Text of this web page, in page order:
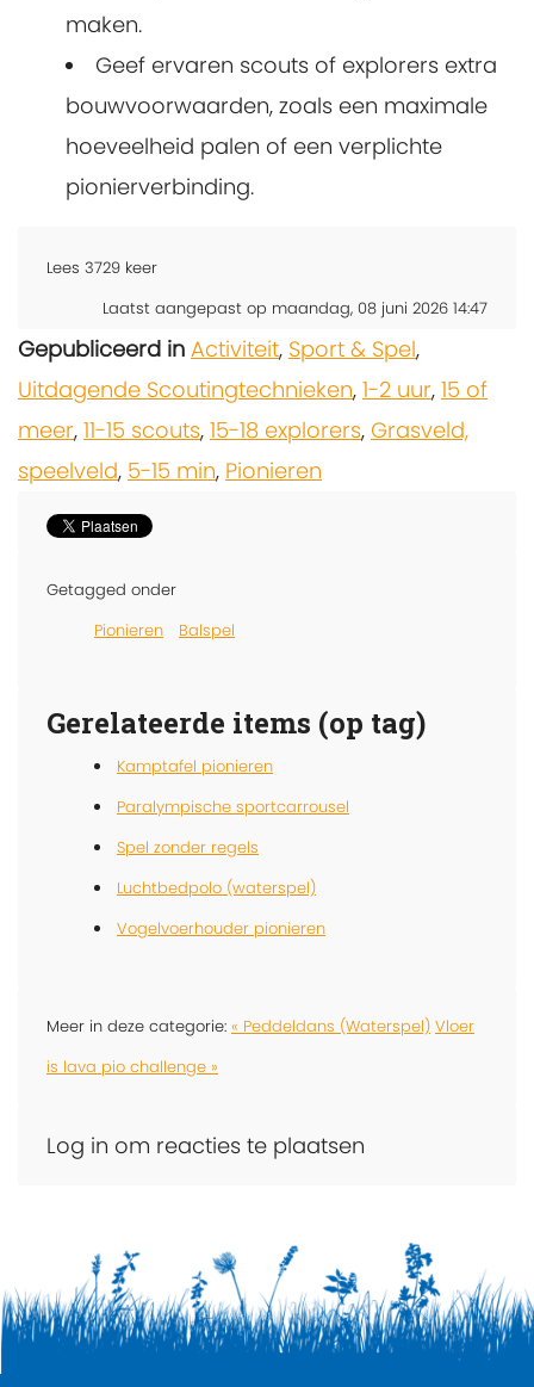
maken.
Geef ervaren scouts of explorers extra
bouwvoorwaarden, zoals een maximale
hoeveelheid palen of een verplichte
pionierverbinding.
Lees 3729 keer
Laatst aangepast op maandag, 08 juni 2026 14:47
Gepubliceerd in Activiteit, Sport & Spel,
Uitdagende Scoutingtechnieken, 1-2 uur, 15 of
meer, 11-15 scouts, 15-18 explorers, Grasveld,
speelveld, 5-15 min, Pionieren
Getagged onder
Pionieren
Balspel
Gerelateerde items (op tag)
Kamptafel pionieren
Paralympische sportcarrousel
Spel zonder regels
Luchtbedpolo (waterspel)
Vogelvoerhouder pionieren
Meer in deze categorie: « Peddeldans (Waterspel) Vloer
is lava pio challenge »
Log in om reacties te plaatsen